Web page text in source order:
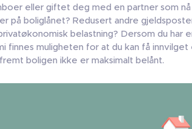
eller giftet deg med en partner som nå
på boliglånet? Redusert andre
belastning? Dersom du har
finnes muligheten for at du kan få innvilget
boligen ikke er maksimalt belånt.